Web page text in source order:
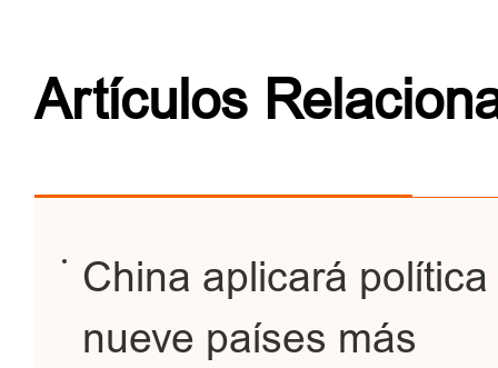
Artículos
China aplicará
nueve países más